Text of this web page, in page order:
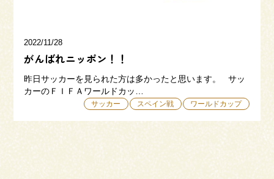
054-365-3838
2022/11/28
がんばれニッポン！！
昨日サッカーを見られた方は多かったと思います。 サッ
カーのＦＩＦＡワールドカッ…
サッカー スペイン戦 ワールドカップ